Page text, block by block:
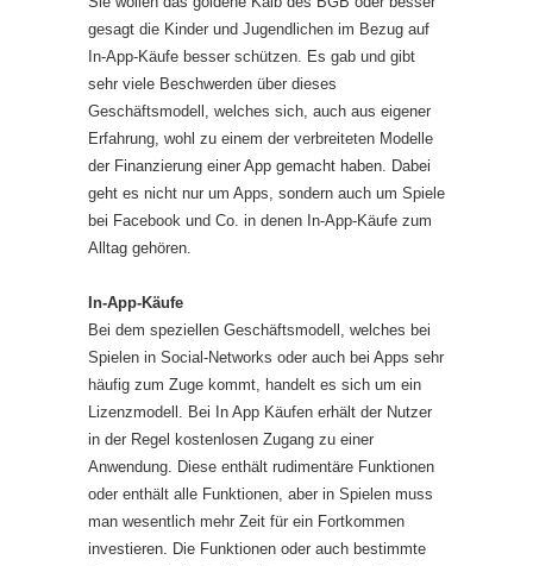
gesagt die Kinder und Jugendlichen im Bezug auf
In-App-Käufe besser schützen. Es gab und gibt
sehr viele Beschwerden über dieses
Geschäftsmodell, welches sich, auch aus eigener
Erfahrung, wohl zu einem der verbreiteten Modelle
der Finanzierung einer App gemacht haben. Dabei
geht es nicht nur um Apps, sondern auch um Spiele
bei Facebook und Co. in denen In-App-Käufe zum
Alltag gehören.
In-App-Käufe
Bei dem speziellen Geschäftsmodell, welches bei
Spielen in Social-Networks oder auch bei Apps sehr
häufig zum Zuge kommt, handelt es sich um ein
Lizenzmodell. Bei In App Käufen erhält der Nutzer
in der Regel kostenlosen Zugang zu einer
Anwendung. Diese enthält rudimentäre Funktionen
oder enthält alle Funktionen, aber in Spielen muss
man wesentlich mehr Zeit für ein Fortkommen
investieren. Die Funktionen oder auch bestimmte